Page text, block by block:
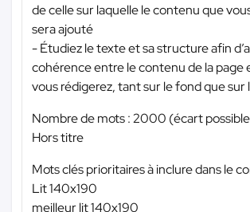
de celle sur laquelle le contenu que
sera ajouté
- Étudiez le texte et sa structure afin
cohérence entre le contenu de la page
vous rédigerez, tant sur le fond que sur
Nombre de mots : 2000 (écart
Hors titre
Mots clés prioritaires à inclure dans le
Lit 140x190
meilleur lit 140x190